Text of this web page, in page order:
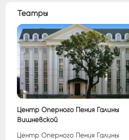
Театры
Центр Оперного Пения Галины
Вишневской
Центр Оперного Пения Галины